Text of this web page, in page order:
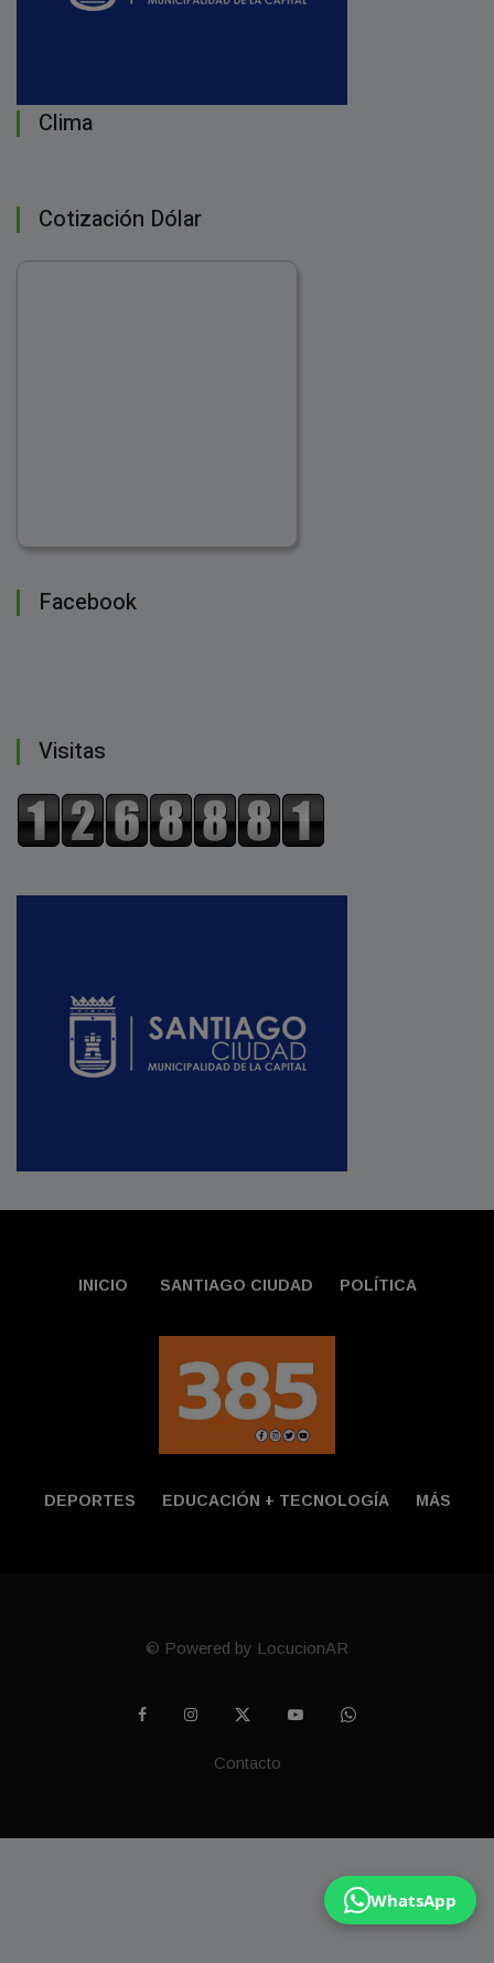
Clima
Cotización Dólar
Facebook
Visitas
WhatsApp
INICIO SANTIAGO CIUDAD POLÍTICA
DEPORTES EDUCACIÓN + TECNOLOGÍ­A MÁS
© Powered by LocucionAR
Contacto